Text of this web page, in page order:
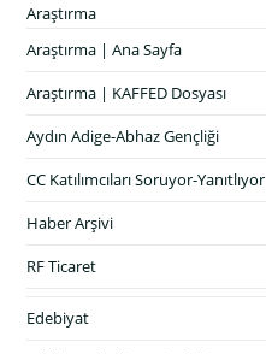
Araştırma
Araştırma | Ana Sayfa
Araştırma | KAFFED Dosyası
Aydın Adige-Abhaz Gençliği
CC Katılımcıları Soruyor-Yanıtlıyor
Haber Arşivi
RF Ticaret
Edebiyat